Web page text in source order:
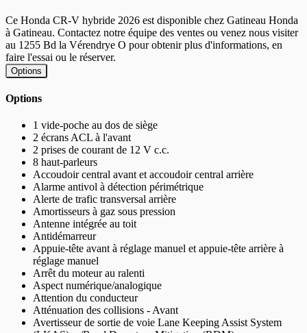
Ce Honda CR-V hybride 2026 est disponible chez Gatineau Honda
à Gatineau. Contactez notre équipe des ventes ou venez nous visiter
au 1255 Bd la Vérendrye O pour obtenir plus d'informations, en
faire l'essai ou le réserver.
Options
Options
1 vide-poche au dos de siège
2 écrans ACL à l'avant
2 prises de courant de 12 V c.c.
8 haut-parleurs
Accoudoir central avant et accoudoir central arrière
Alarme antivol à détection périmétrique
Alerte de trafic transversal arrière
Amortisseurs à gaz sous pression
Antenne intégrée au toit
Antidémarreur
Appuie-tête avant à réglage manuel et appuie-tête arrière à
réglage manuel
Arrêt du moteur au ralenti
Aspect numérique/analogique
Attention du conducteur
Atténuation des collisions - Avant
Avertisseur de sortie de voie Lane Keeping Assist System